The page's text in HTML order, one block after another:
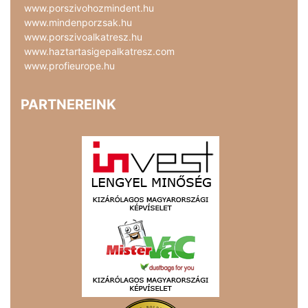
www.porszivohozmindent.hu
www.mindenporzsak.hu
www.porszivoalkatresz.hu
www.haztartasigepalkatresz.com
www.profieurope.hu
PARTNEREINK